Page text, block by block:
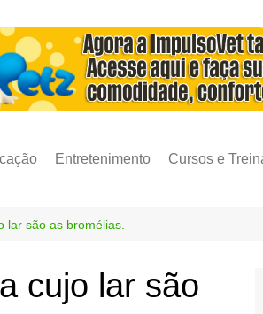
Entretenimento Cursos e
lar são as bromélias.
cujo lar são